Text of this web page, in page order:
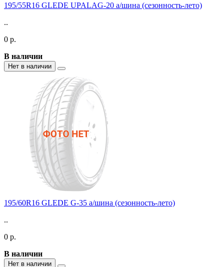
195/55R16 GLEDE UPALAG-20 а/шина (сезонность-лето)
..
0 р.
В наличии
Нет в наличии
195/60R16 GLEDE G-35 а/шина (сезонность-лето)
..
0 р.
В наличии
Нет в наличии